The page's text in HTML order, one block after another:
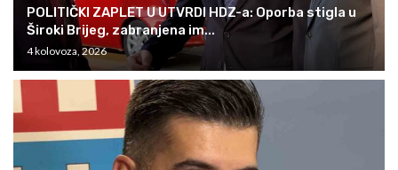
POLITIČKI ZAPLET U UTVRDI HDZ-a: Oporba stigla u
Široki Brijeg, zabranjena im...
4 kolovoza, 2026